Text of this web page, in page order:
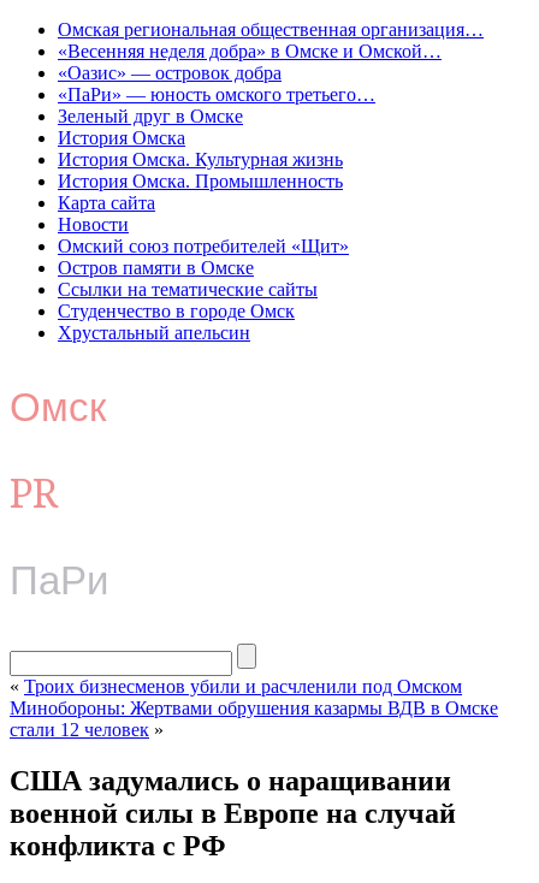
Омская региональная общественная организация…
«Весенняя неделя добра» в Омске и Омской…
«Оазис» — островок добра
«ПаРи» — юность омского третьего…
Зеленый друг в Омске
История Омска
История Омска. Культурная жизнь
История Омска. Промышленность
Карта сайта
Новости
Омский союз потребителей «Щит»
Остров памяти в Омске
Ссылки на тематические сайты
Студенчество в городе Омск
Хрустальный апельсин
Омск
PR
ПаРи
« Троих бизнесменов убили и расчленили под Омском
Минобороны: Жертвами обрушения казармы ВДВ в Омске
стали 12 человек »
США задумались о наращивании
военной силы в Европе на случай
конфликта с РФ